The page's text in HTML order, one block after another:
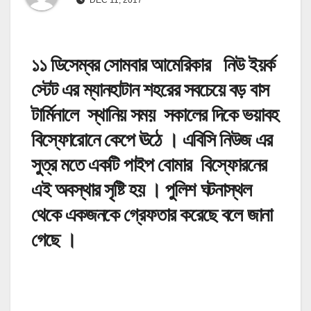
১১ ডিসেম্বর সোমবার আমেরিকার নিউ ইয়র্ক
স্টেট এর ম্যানহাটান শহরের সবচেয়ে বড় বাস
টার্মিনালে স্থানিয় সময় সকালের দিকে ভয়াবহ
বিস্ফোরোনে কেপে ঊঠে । এবিসি নিউজ এর
সুত্র মতে একটি পাইপ বোমার বিস্ফোরনের
এই অবস্থার সৃষ্টি হয় । পুলিশ ঘটনাস্থল
থেকে একজনকে গ্রেফতার করেছে বলে জানা
গেছে ।